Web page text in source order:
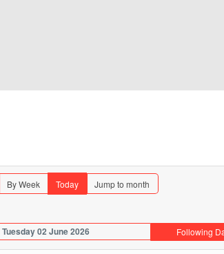
By Week Today Jump to month
Tuesday 02 June 2026 Following